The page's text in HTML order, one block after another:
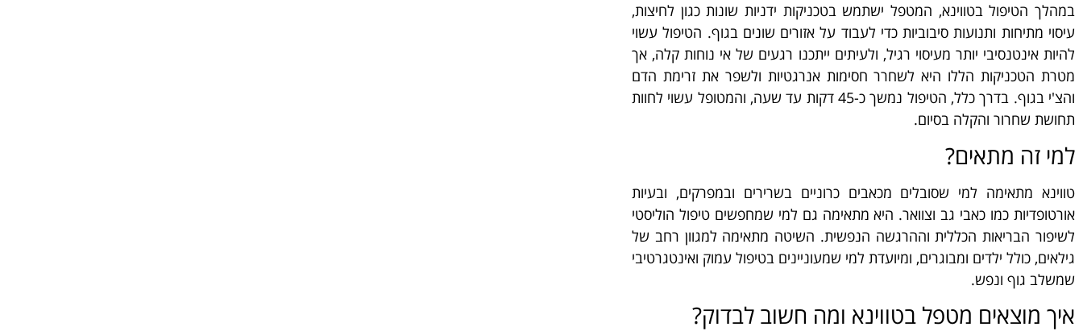
במהלך הטיפול בטווינא, המטפל ישתמש בטכניקות ידניות שונות כגון לחיצות,
עיסוי מתיחות ותנועות סיבוביות כדי לעבוד על אזורים שונים בגוף. הטיפול עשוי
להיות אינטנסיבי יותר מעיסוי רגיל, ולעיתים ייתכנו רגעים של אי נוחות קלה, אך
מטרת הטכניקות הללו היא לשחרר חסימות אנרגטיות ולשפר את זרימת הדם
והצ'י בגוף. בדרך כלל, הטיפול נמשך כ-45 דקות עד שעה, והמטופל עשוי לחוות
תחושת שחרור והקלה בסיום.
למי זה מתאים?
טווינא מתאימה למי שסובלים מכאבים כרוניים בשרירים ובמפרקים, ובעיות
אורטופדיות כמו כאבי גב וצוואר. היא מתאימה גם למי שמחפשים טיפול הוליסטי
לשיפור הבריאות הכללית וההרגשה הנפשית. השיטה מתאימה למגוון רחב של
גילאים, כולל ילדים ומבוגרים, ומיועדת למי שמעוניינים בטיפול עמוק ואינטגרטיבי
שמשלב גוף ונפש.
איך מוצאים מטפל בטווינא ומה חשוב לבדוק?